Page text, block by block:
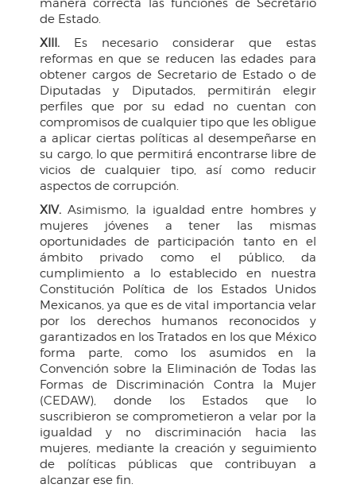
de Estado.
XIII. Es necesario considerar que estas
reformas en que se reducen las edades para
obtener cargos de Secretario de Estado o de
Diputadas y Diputados, permitirán elegir
perfiles que por su edad no cuentan con
compromisos de cualquier tipo que les obligue
a aplicar ciertas políticas al desempeñarse en
su cargo, lo que permitirá encontrarse libre de
vicios de cualquier tipo, así como reducir
aspectos de corrupción.
XIV. Asimismo, la igualdad entre hombres y
mujeres jóvenes a tener las mismas
oportunidades de participación tanto en el
ámbito privado como el público, da
cumplimiento a lo establecido en nuestra
Constitución Política de los Estados Unidos
Mexicanos, ya que es de vital importancia velar
por los derechos humanos reconocidos y
garantizados en los Tratados en los que México
forma parte, como los asumidos en la
Convención sobre la Eliminación de Todas las
Formas de Discriminación Contra la Mujer
(CEDAW), donde los Estados que lo
suscribieron se comprometieron a velar por la
igualdad y no discriminación hacia las
mujeres, mediante la creación y seguimiento
de políticas públicas que contribuyan a
alcanzar ese fin.